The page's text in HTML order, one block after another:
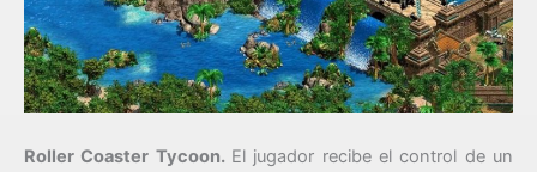
Roller Coaster Tycoon. El jugador recibe el control de un